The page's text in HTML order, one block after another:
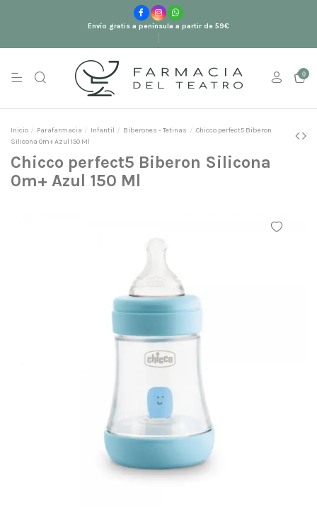
Envío gratis a península a partir de 59€
0
Inicio Parafarmacia Infantil Biberones - Tetinas
Chicco perfect5 Biberon
Silicona 0m+ Azul 150 Ml
Chicco perfect5 Biberon Silicona
0m+ Azul 150 Ml